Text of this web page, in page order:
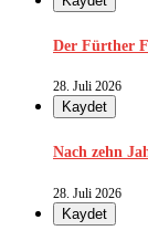
Der Fürther
28. Juli 2026
Kaydet
Nach zehn
28. Juli 2026
Kaydet